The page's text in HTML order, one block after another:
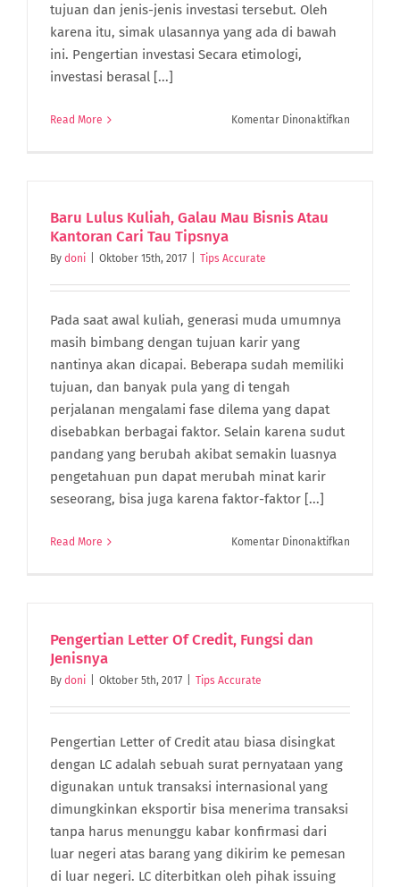
tujuan dan jenis-jenis investasi tersebut. Oleh
karena itu, simak ulasannya yang ada di bawah
ini. Pengertian investasi Secara etimologi,
investasi berasal [...]
Read More Komentar Dinonaktifkan
Baru Lulus Kuliah, Galau Mau Bisnis Atau
Kantoran Cari Tau Tipsnya
By doni Oktober 15th, 2017 Tips Accurate
Pada saat awal kuliah, generasi muda umumnya
masih bimbang dengan tujuan karir yang
nantinya akan dicapai. Beberapa sudah memiliki
tujuan, dan banyak pula yang di tengah
perjalanan mengalami fase dilema yang dapat
disebabkan berbagai faktor. Selain karena sudut
pandang yang berubah akibat semakin luasnya
pengetahuan pun dapat merubah minat karir
seseorang, bisa juga karena faktor-faktor [...]
Read More Komentar Dinonaktifkan
Pengertian Letter Of Credit, Fungsi dan
Jenisnya
By doni Oktober 5th, 2017 Tips Accurate
Pengertian Letter of Credit atau biasa disingkat
dengan LC adalah sebuah surat pernyataan yang
digunakan untuk transaksi internasional yang
dimungkinkan eksportir bisa menerima transaksi
tanpa harus menunggu kabar konfirmasi dari
luar negeri atas barang yang dikirim ke pemesan
di luar negeri. LC diterbitkan oleh pihak issuing